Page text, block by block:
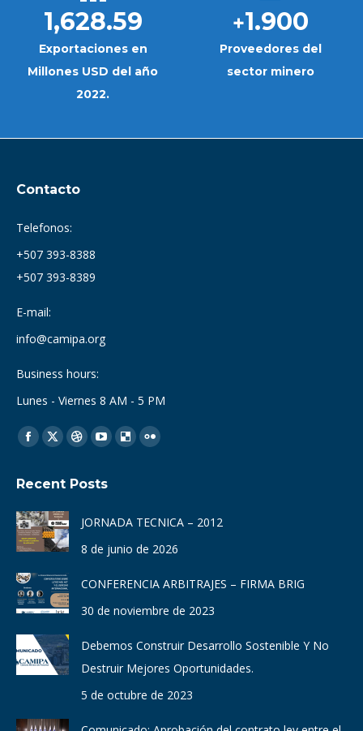
1,628.59
Exportaciones en
Millones USD del año
2022.
+1.900
Proveedores del
sector minero
Contacto
Telefonos:
+507 393-8388
+507 393-8389
E-mail:
info@camipa.org
Business hours:
Lunes - Viernes 8 AM - 5 PM
Find us on:
Facebook
opens
in
new
window
X
opens
in
new
window
Dribbble
opens
new
window
YouTube
opens
new
window
Delicious
new
window
Flickr
new
window
Recent Posts
JORNADA TECNICA – 2012
8 de junio de 2026
CONFERENCIA ARBITRAJES – FIRMA BRIG
30 de noviembre de 2023
Debemos Construir Desarrollo Sostenible Y No
Destruir Mejores Oportunidades.
5 de octubre de 2023